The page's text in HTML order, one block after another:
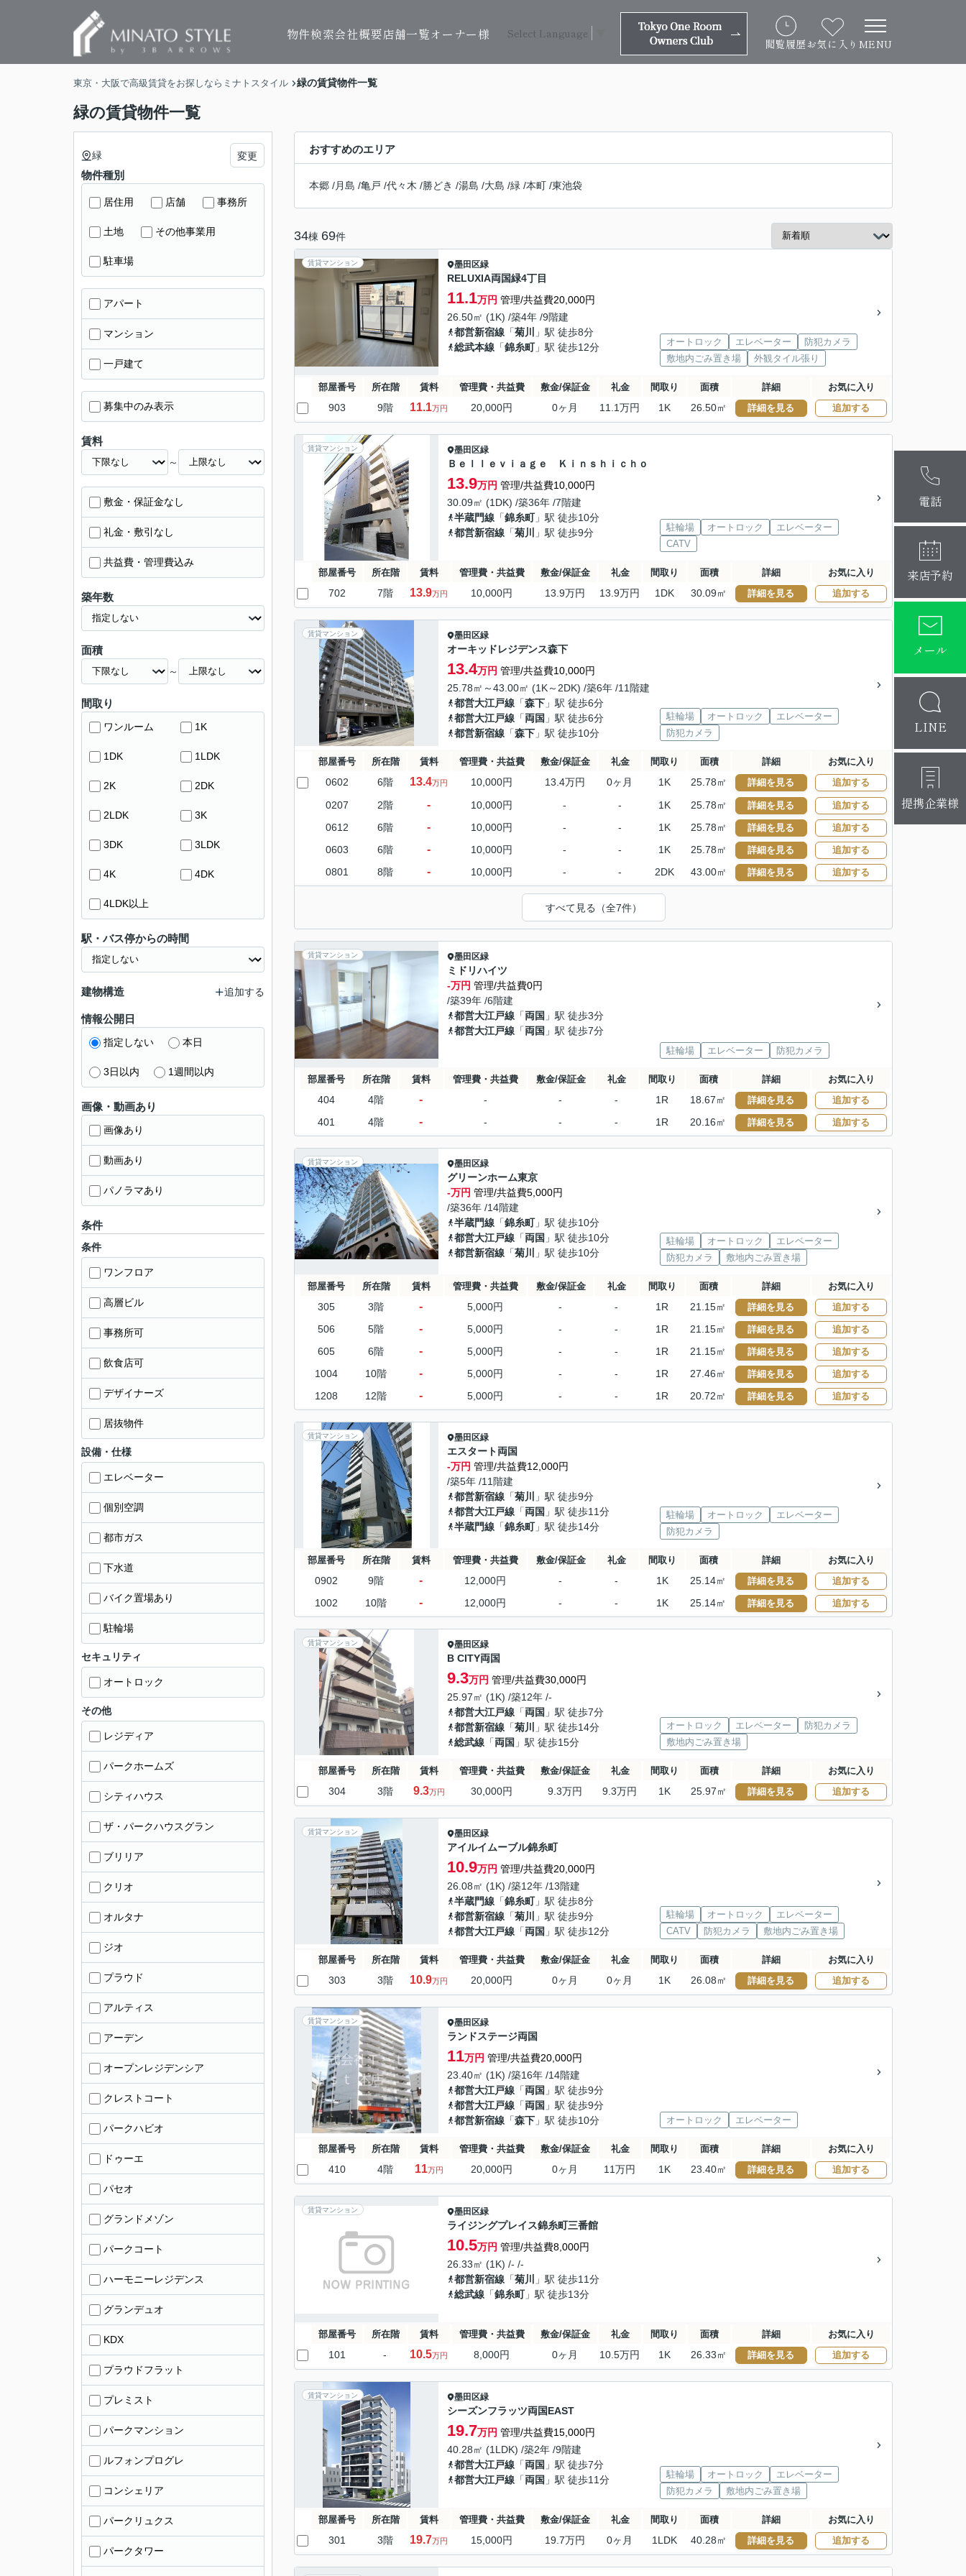
物件検索会社概要店舗一覧オーナー様 Select Language
閲覧履歴お気に入り MENU
電話
麻布十番本
大阪梅田店
来店予約
メール
LINE
提携企業様
東京・大阪で高級賃貸をお探しならミナトスタイル 緑の賃貸物件一覧
緑の賃貸物件一覧
おすすめのエリア
本郷 /月島 /亀戸 /代々木 /勝どき /湯島 /大島 /緑 /本町 /東池袋
34棟 69件
賃貸マンション 墨田区緑
RELUXIA両国緑4丁目
11.1万円 管理/共益費20,000円
26.50㎡ (1K) /築4年 /9階建
都営新宿線 「菊川
」駅 徒歩8分
総武本線 「錦糸町」駅 徒歩12分 オートロック エレベーター
防犯カメラ
敷地内ごみ置き場
外観タイル張り
部屋番号 所在階 賃料 管理費・共益費 敷金/保証金 礼金 間取り 面積 詳細 お気に入り
903 9階 11.1万円 20,000円 0ヶ月 11.1万円 1K 26.50㎡ 詳細を見る 追加する
賃貸マンション 墨田区緑
Ｂｅｌｌｅｖｉａｇｅ Ｋｉｎｓｈｉｃｈｏ
13.9万円 管理/共益費10,000円
30.09㎡ (1DK) /築36年 /7階建
半蔵門線 「錦糸町」駅 徒歩10分
都営新宿線 「菊川 」駅 徒歩9分 駐輪場 オートロック
エレベーター
CATV
部屋番号 所在階 賃料 管理費・共益費 敷金/保証金 礼金 間取り 面積 詳細 お気に入り
702 7階 13.9万円 10,000円 13.9万円 13.9万円 1DK 30.09㎡ 詳細を見る 追加する
賃貸マンション 墨田区緑
オーキッドレジデンス森下
13.4万円 管理/共益費10,000円
25.78㎡～43.00㎡ (1K～2DK) /築6年 /11階建
都営大江戸線 「森下 」駅 徒歩6分
都営大江戸線 「両国 」駅 徒歩6分
都営新宿線 「森下 」駅 徒歩10分
駐輪場 オートロック
エレベーター
防犯カメラ
部屋番号 所在階 賃料 管理費・共益費 敷金/保証金 礼金 間取り 面積 詳細 お気に入り
0602 6階 13.4万円 10,000円 13.4万円 0ヶ月 1K 25.78㎡ 詳細を見る 追加する
0207 2階 - 10,000円 - - 1K 25.78㎡ 詳細を見る 追加する
0612 6階 - 10,000円 - - 1K 25.78㎡ 詳細を見る 追加する
0603 6階 - 10,000円 - - 1K 25.78㎡ 詳細を見る 追加する
0801 8階 - 10,000円 - - 2DK 43.00㎡ 詳細を見る 追加する
すべて見る（全7件）
賃貸マンション 墨田区緑
ミドリハイツ
-万円 管理/共益費0円
/築39年 /6階建
都営大江戸線 「両国 」駅 徒歩3分
都営大江戸線 「両国 」駅 徒歩7分
駐輪場 エレベーター 防犯カメラ
部屋番号 所在階 賃料 管理費・共益費 敷金/保証金 礼金 間取り 面積 詳細 お気に入り
404 4階 - - - - 1R 18.67㎡ 詳細を見る 追加する
401 4階 - - - - 1R 20.16㎡ 詳細を見る 追加する
賃貸マンション 墨田区緑
グリーンホーム東京
-万円 管理/共益費5,000円
/築36年 /14階建
半蔵門線 「錦糸町」駅 徒歩10分
都営大江戸線 「両国 」駅 徒歩10分
都営新宿線 「菊川 」駅 徒歩10分
駐輪場 オートロック
エレベーター
防犯カメラ
敷地内ごみ置き場
部屋番号 所在階 賃料 管理費・共益費 敷金/保証金 礼金 間取り 面積 詳細 お気に入り
305 3階 - 5,000円 - - 1R 21.15㎡ 詳細を見る 追加する
506 5階 - 5,000円 - - 1R 21.15㎡ 詳細を見る 追加する
605 6階 - 5,000円 - - 1R 21.15㎡ 詳細を見る 追加する
1004 10階 - 5,000円 - - 1R 27.46㎡ 詳細を見る 追加する
1208 12階 - 5,000円 - - 1R 20.72㎡ 詳細を見る 追加する
賃貸マンション 墨田区緑
エスタート両国
-万円 管理/共益費12,000円
/築5年 /11階建
都営新宿線 「菊川
」駅 徒歩9分
都営大江戸線 「両国 」駅 徒歩11分
半蔵門線 「錦糸町」駅 徒歩14分
駐輪場 オートロック
エレベーター
防犯カメラ
部屋番号 所在階 賃料 管理費・共益費 敷金/保証金 礼金 間取り 面積 詳細 お気に入り
0902 9階 - 12,000円 - - 1K 25.14㎡ 詳細を見る 追加する
1002 10階 - 12,000円 - - 1K 25.14㎡ 詳細を見る 追加する
賃貸マンション 墨田区緑
B CITY両国
9.3万円 管理/共益費30,000円
25.97㎡ (1K) /築12年 /-
都営大江戸線 「両国 」駅 徒歩7分
都営新宿線 「菊川
」駅 徒歩14分
総武線 「両国 」駅 徒歩15分
オートロック エレベーター
防犯カメラ
敷地内ごみ置き場
部屋番号 所在階 賃料 管理費・共益費 敷金/保証金 礼金 間取り 面積 詳細 お気に入り
304 3階 9.3万円 30,000円 9.3万円 9.3万円 1K 25.97㎡ 詳細を見る 追加する
賃貸マンション 墨田区緑
アイルイムーブル錦糸町
10.9万円 管理/共益費20,000円
26.08㎡ (1K) /築12年 /13階建
半蔵門線 「錦糸町」駅 徒歩8分
都営新宿線 「菊川
」駅 徒歩9分
都営大江戸線 「両国 」駅 徒歩12分
駐輪場 オートロック
エレベーター
CATV
防犯カメラ 敷地内ごみ置き場
部屋番号 所在階 賃料 管理費・共益費 敷金/保証金 礼金 間取り 面積 詳細 お気に入り
303 3階 10.9万円 20,000円 0ヶ月 0ヶ月 1K 26.08㎡ 詳細を見る 追加する
賃貸マンション 墨田区緑
ランドステージ両国
11万円 管理/共益費20,000円
23.40㎡ (1K) /築16年 /14階建
都営大江戸線 「両国 」駅 徒歩9分
都営大江戸線 「両国 」駅 徒歩9分
都営新宿線 「森下 」駅 徒歩10分 オートロック エレベーター
部屋番号 所在階 賃料 管理費・共益費 敷金/保証金 礼金 間取り 面積 詳細 お気に入り
410 4階 11万円 20,000円 0ヶ月 11万円 1K 23.40㎡ 詳細を見る 追加する
賃貸マンション 墨田区緑
ライジングプレイス錦糸町三番館
10.5万円 管理/共益費8,000円
26.33㎡ (1K) /- /-
都営新宿線 「菊川
」駅 徒歩11分
総武線 「錦糸町」駅 徒歩13分
部屋番号 所在階 賃料 管理費・共益費 敷金/保証金 礼金 間取り 面積 詳細 お気に入り
101 - 10.5万円 8,000円 0ヶ月 10.5万円 1K 26.33㎡ 詳細を見る 追加する
賃貸マンション 墨田区緑
シーズンフラッツ両国EAST
19.7万円 管理/共益費15,000円
40.28㎡ (1LDK) /築2年 /9階建
都営大江戸線 「両国 」駅 徒歩7分
都営大江戸線 「両国 」駅 徒歩11分 駐輪場 オートロック
エレベーター
防犯カメラ
敷地内ごみ置き場
部屋番号 所在階 賃料 管理費・共益費 敷金/保証金 礼金 間取り 面積 詳細 お気に入り
301 3階 19.7万円 15,000円 19.7万円 0ヶ月 1LDK 40.28㎡ 詳細を見る 追加する
緑 変更
物件種別
居住用 店舗 事務所
土地 その他事業用
駐車場
アパート
マンション
一戸建て
募集中のみ表示
賃料
～
敷金・保証金なし
礼金・敷引なし
共益費・管理費込み
築年数
面積
～
間取り
ワンルーム 1K
1DK 1LDK
2K 2DK
2LDK 3K
3DK 3LDK
4K 4DK
4LDK以上
駅・バス停からの時間
建物構造 追加する
情報公開日
指定しない 本日
3日以内 1週間以内
画像・動画あり
画像あり
動画あり
パノラマあり
条件
条件
ワンフロア
高層ビル
事務所可
飲食店可
デザイナーズ
居抜物件
設備・仕様
エレベーター
個別空調
都市ガス
下水道
バイク置場あり
駐輪場
セキュリティ
オートロック
その他
レジディア
パークホームズ
シティハウス
ザ・パークハウスグラン
ブリリア
クリオ
オルタナ
ジオ
プラウド
アルティス
アーデン
オープンレジデンシア
クレストコート
パークハビオ
ドゥーエ
パセオ
グランドメゾン
パークコート
ハーモニーレジデンス
グランデュオ
KDX
プラウドフラット
プレミスト
パークマンション
ルフォンプログレ
コンシェリア
パークリュクス
パークタワー